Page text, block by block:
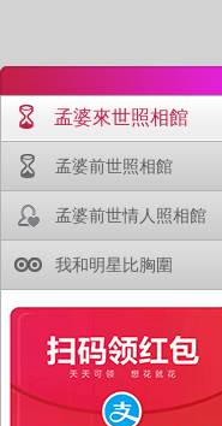
孟婆來世照相館
孟婆前世照相館
孟婆前世情人照相館
我和明星比胸圍